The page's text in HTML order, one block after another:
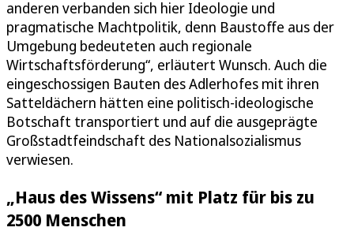
anderen verbanden sich hier Ideologie und
pragmatische Machtpolitik, denn Baustoffe aus der
Umgebung bedeuteten auch regionale
Wirtschaftsförderung“, erläutert Wunsch. Auch die
eingeschossigen Bauten des Adlerhofes mit ihren
Satteldächern hätten eine politisch-ideologische
Botschaft transportiert und auf die ausgeprägte
Großstadtfeindschaft des Nationalsozialismus
verwiesen.
„Haus des Wissens“ mit Platz für bis zu
2500 Menschen